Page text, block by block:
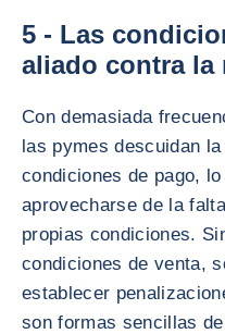
5 - Las
aliado contra la
Con demasiada
las pymes descuidan
condiciones de pago,
aprovecharse de la
propias condiciones.
condiciones de venta,
establecer
son formas sencillas